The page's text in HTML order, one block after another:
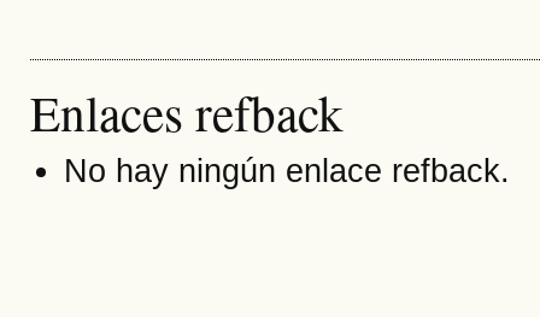
Enlaces refback
No hay ningún enlace refback.